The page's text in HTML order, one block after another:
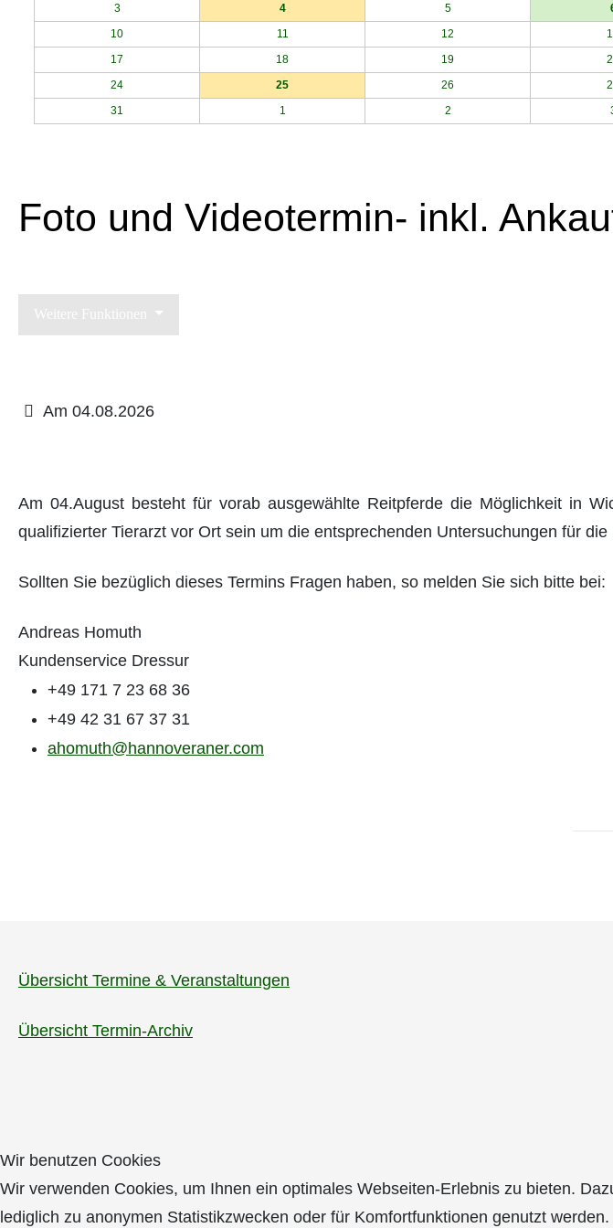
3
4 5
10
11 12
17
18 19
24
25 26
31
1 2
Foto und Videotermin- inkl.
Weitere Funktionen
Am 04.08.2026
Am 04.August besteht für vorab ausgewählte Reitpferde die Möglichkeit in
qualifizierter Tierarzt vor Ort sein um die entsprechenden Untersuchungen für
Sollten Sie bezüglich dieses Termins Fragen haben, so melden Sie sich bitte bei:
Andreas Homuth
Kundenservice Dressur
+49 171 7 23 68 36
+49 42 31 67 37 31
ahomuth@hannoveraner.com
Übersicht Termine & Veranstaltungen
Übersicht Termin-Archiv
Wir benutzen Cookies
Wir verwenden Cookies, um Ihnen ein optimales Webseiten-Erlebnis zu bieten.
lediglich zu anonymen Statistikzwecken oder für Komfortfunktionen genutzt